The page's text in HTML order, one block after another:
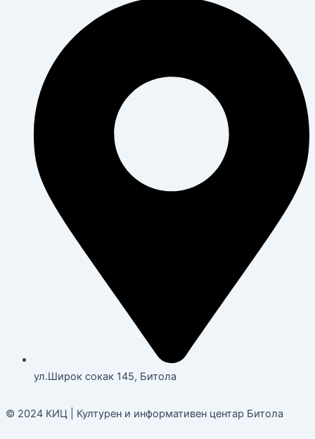
ул.Широк сокак 145, Битола
© 2024 КИЦ | Културен и информативен центар Битола